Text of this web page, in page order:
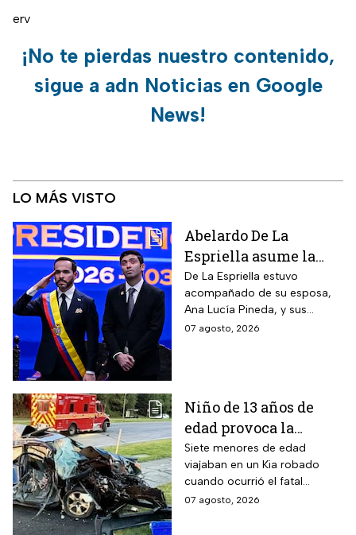
erv
¡No te pierdas nuestro contenido,
sigue a adn Noticias en Google
News!
LO MÁS VISTO
Abelardo De La
Espriella asume la
presidencia de
Colombia; así fue su
atípica investidura en
Cali
De La Espriella estuvo
acompañado de su esposa,
Ana Lucía Pineda, y sus
cuatro hijos, además de los
07 agosto, 2026
Niño de 13 años de
edad provoca la
muerte un hombre de
58 años y deja 6
lesionados
Siete menores de edad
viajaban en un Kia robado
cuando ocurrió el fatal
accidente en Maryland; la
07 agosto, 2026